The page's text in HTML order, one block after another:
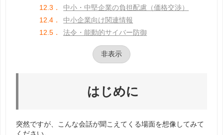
12.3．
中小・中堅企業の負担配慮（価格交渉）
12.4．
中小企業向け関連情報
12.5．
法令・能動的サイバー防御
非表示
はじめに
突然ですが、こんな会話が聞こえてくる場面を想像してみて